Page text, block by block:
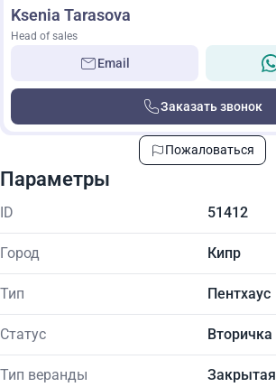
Ksenia Tarasova
Head of sales
Email
Заказать звонок
Пожаловаться
Параметры
ID 51412
Город Кипр
Тип Пентхаус
Статус Вторичка
Тип веранды Закрытая